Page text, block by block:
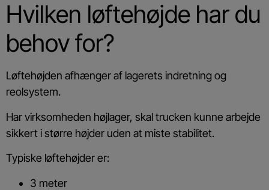
Hvilken løftehøjde har du
behov for?
Løftehøjden afhænger af lagerets indretning og
reolsystem.
Har virksomheden højlager, skal trucken kunne arbejde
sikkert i større højder uden at miste stabilitet.
Typiske løftehøjder er:
3 meter